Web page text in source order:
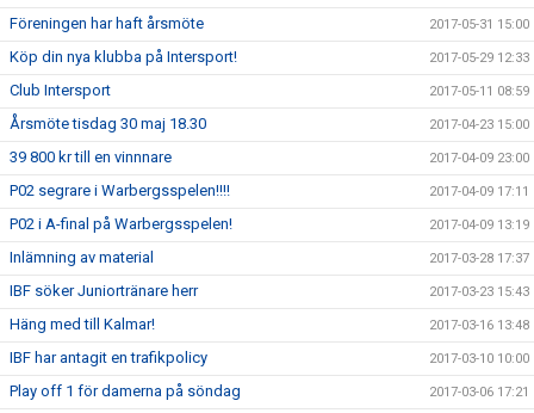
Föreningen har haft årsmöte 2017-05-31 15:00
Köp din nya klubba på Intersport! 2017-05-29 12:33
Club Intersport 2017-05-11 08:59
Årsmöte tisdag 30 maj 18.30 2017-04-23 15:00
39 800 kr till en vinnnare 2017-04-09 23:00
P02 segrare i Warbergsspelen!!!! 2017-04-09 17:11
P02 i A-final på Warbergsspelen! 2017-04-09 13:19
Inlämning av material 2017-03-28 17:37
IBF söker Juniortränare herr 2017-03-23 15:43
Häng med till Kalmar! 2017-03-16 13:48
IBF har antagit en trafikpolicy 2017-03-10 10:00
Play off 1 för damerna på söndag 2017-03-06 17:21